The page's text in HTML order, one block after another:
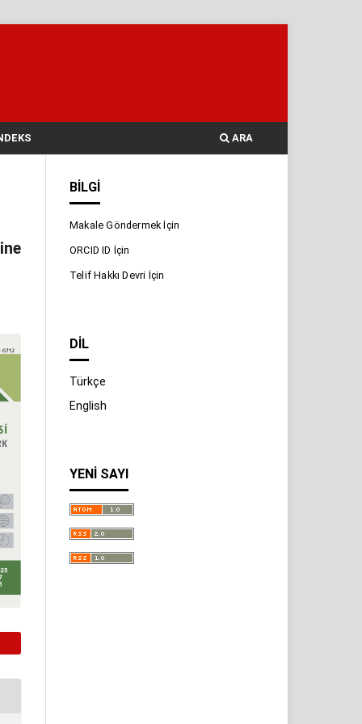
ARA
BILGI
Makale Göndermek İçin
ORCID ID İçin
Telif Hakkı Devri İçin
DIL
Türkçe
English
YENI SAYI